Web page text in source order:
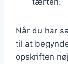
Når du har
til at
opskriften